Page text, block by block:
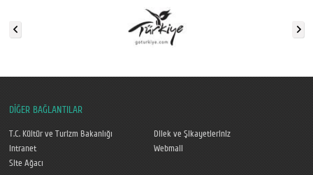
DİĞER BAĞLANTILAR
T.C. Kültür ve Turizm Bakanlığı
Dilek ve Şikayetleriniz
Intranet
Webmail
Site Ağacı